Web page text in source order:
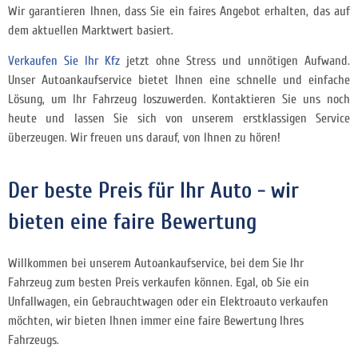
Wir garantieren Ihnen, dass Sie ein faires Angebot erhalten, das auf
dem aktuellen Marktwert basiert.
Verkaufen Sie Ihr Kfz jetzt ohne Stress und unnötigen Aufwand.
Unser Autoankaufservice bietet Ihnen eine schnelle und einfache
Lösung, um Ihr Fahrzeug loszuwerden. Kontaktieren Sie uns noch
heute und lassen Sie sich von unserem erstklassigen Service
überzeugen. Wir freuen uns darauf, von Ihnen zu hören!
Der beste Preis für Ihr Auto - wir
bieten eine faire Bewertung
Willkommen bei unserem Autoankaufservice, bei dem Sie Ihr
Fahrzeug zum besten Preis verkaufen können. Egal, ob Sie ein
Unfallwagen, ein Gebrauchtwagen oder ein Elektroauto verkaufen
möchten, wir bieten Ihnen immer eine faire Bewertung Ihres
Fahrzeugs.